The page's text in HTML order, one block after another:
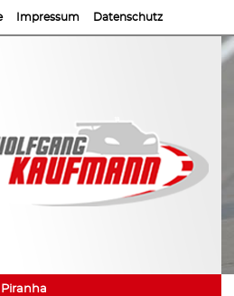
Impressum Datenschutz
Piranha